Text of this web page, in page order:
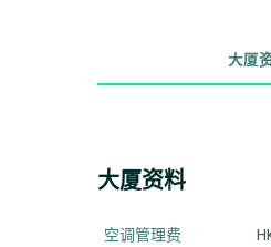
大厦
大厦资料
空调管理费